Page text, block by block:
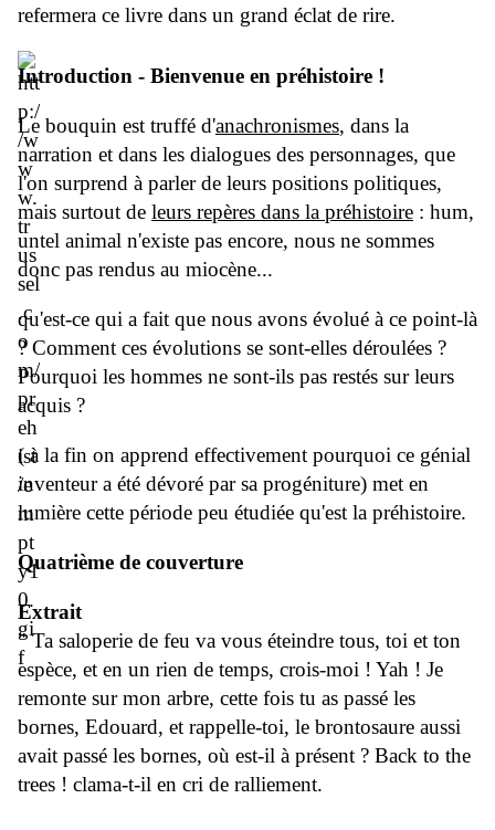
refermera ce livre dans un grand éclat de rire.
Introduction - Bienvenue en préhistoire !
Le bouquin est truffé d'anachronismes, dans la
narration et dans les dialogues des personnages, que
l'on surprend à parler de leurs positions politiques,
mais surtout de leurs repères dans la préhistoire : hum,
untel animal n'existe pas encore, nous ne sommes
donc pas rendus au miocène...
qu'est-ce qui a fait que nous avons évolué à ce point-là
? Comment ces évolutions se sont-elles déroulées ?
Pourquoi les hommes ne sont-ils pas restés sur leurs
acquis ?
( à la fin on apprend effectivement pourquoi ce génial
inventeur a été dévoré par sa progéniture) met en
lumière cette période peu étudiée qu'est la préhistoire.
Quatrième de couverture
Extrait
" Ta saloperie de feu va vous éteindre tous, toi et ton
espèce, et en un rien de temps, crois-moi ! Yah ! Je
remonte sur mon arbre, cette fois tu as passé les
bornes, Edouard, et rappelle-toi, le brontosaure aussi
avait passé les bornes, où est-il à présent ? Back to the
trees ! clama-t-il en cri de ralliement.